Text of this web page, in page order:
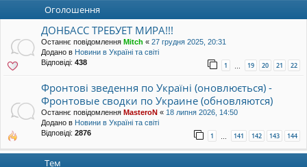
Оголошення
ДОНБАСС ТРЕБУЕТ МИРА!!!
Останнє повідомлення Mitch « 27 грудня 2025, 20:31
Додано в Новини в Україні та світі
Відповіді: 438 1 … 19 20 21 22
Фронтові зведення по Україні (оновлюється) -
Фронтовые сводки по Украине (обновляются)
Останнє повідомлення MasteroN « 18 липня 2026, 14:50
Додано в Новини в Україні та світі
Відповіді: 2876 1 … 141 142 143 144
Тем